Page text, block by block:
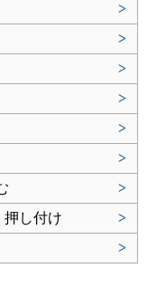
>
>
>
>
>
>
>
押し付け
>
>